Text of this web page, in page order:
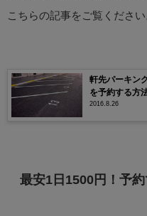
こちらの記事をご覧ください
軒先パーキン
を予約する方
2016.8.26
最安1日1500円！予